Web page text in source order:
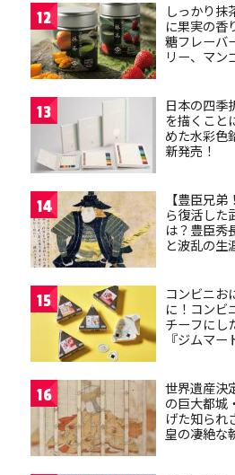
12
しっかり抹
に果実の香
糖フレーバ
リー、マン
13
日本の四季
を描くこと
めた水彩色
新発売！
14
【豊臣兄
ら復活した
は？豊臣秀
と波乱の生
15
コンビニお
に！コンビ
チーフにし
『ジムマ
16
世界遺産決
の巨大都城
げた知られ
皇の凄絶な